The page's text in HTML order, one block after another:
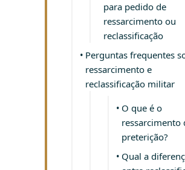
para pedido de
ressarcimento ou
reclassificação
Perguntas frequentes
ressarcimento e
reclassificação militar
O que é o
ressarcimento
preterição?
Qual a